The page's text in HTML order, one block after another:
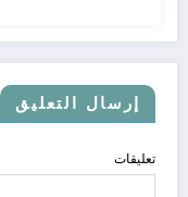
إرسال التعليق
تعليقات